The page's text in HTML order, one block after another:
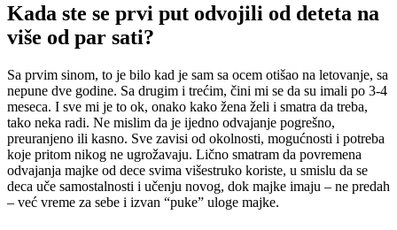
Kada ste se prvi put odvojili od deteta na
više od par sati?
Sa prvim sinom, to je bilo kad je sam sa ocem otišao na letovanje, sa
nepune dve godine. Sa drugim i trećim, čini mi se da su imali po 3-4
meseca. I sve mi je to ok, onako kako žena želi i smatra da treba,
tako neka radi. Ne mislim da je ijedno odvajanje pogrešno,
preuranjeno ili kasno. Sve zavisi od okolnosti, mogućnosti i potreba
koje pritom nikog ne ugrožavaju. Lično smatram da povremena
odvajanja majke od dece svima višestruko koriste, u smislu da se
deca uče samostalnosti i učenju novog, dok majke imaju – ne predah
– već vreme za sebe i izvan “puke” uloge majke.